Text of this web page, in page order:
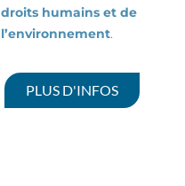
droits humains et de
l’environnement.
PLUS D'INFOS